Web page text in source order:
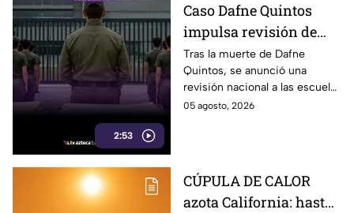
2:53
Caso Dafne Quintos
impulsa revisión de
escuelas militarizadas;
padres en Tijuana
exigen supervisión
Tras la muerte de Dafne
Quintos, se anunció una
revisión nacional a las escuelas
militarizadas; en Tijuana
05 agosto, 2026
CÚPULA DE CALOR
azota California: hasta